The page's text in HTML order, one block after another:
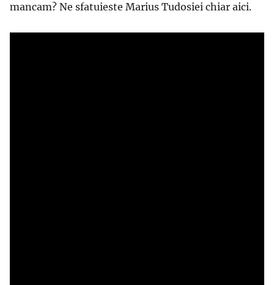
mancam? Ne sfatuieste Marius Tudosiei chiar aici.